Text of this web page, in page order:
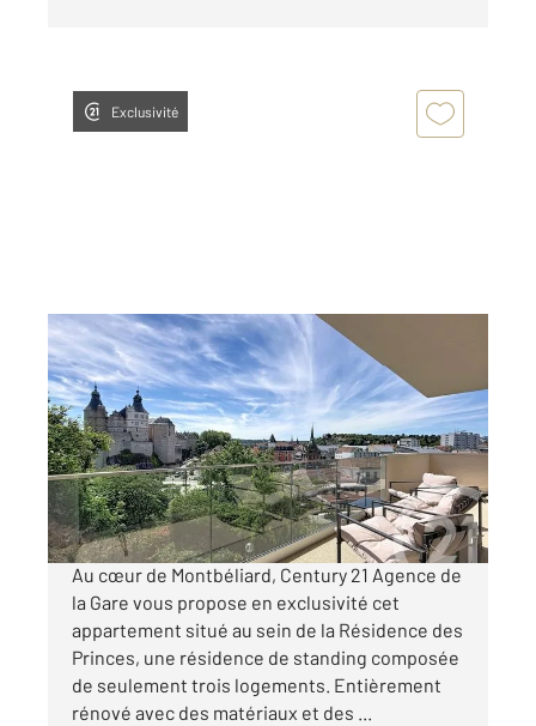
Exclusivité
MONTBELIARD 25
135,01 m 2, 5 pièces
Ref : 29252
Appartement F5 à vendre
375 000 €
Visiter le site dédié
Au cœur de Montbéliard, Century 21 Agence de
la Gare vous propose en exclusivité cet
appartement situé au sein de la Résidence des
Princes, une résidence de standing composée
de seulement trois logements. Entièrement
rénové avec des matériaux et des ...